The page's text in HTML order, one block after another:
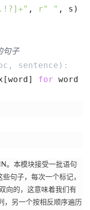
, r" " , s)
句子
sentence) :
for word
。 本模块接受一批语句
句子，每次一个标记，
向的，这意味着我们有
，另一个按相反顺序遍历